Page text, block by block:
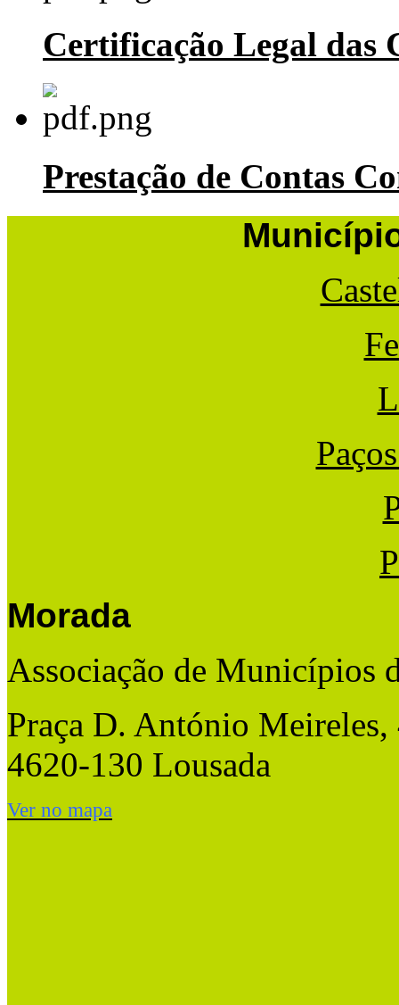
Certificação Legal das
Prestação de Contas
Morada
Associação de Municípios
Praça D. António Meireles,
4620-130 Lousada
Ver no mapa